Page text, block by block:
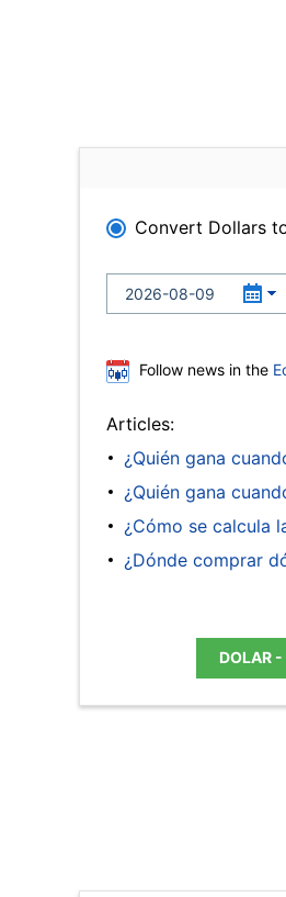
Convert Dollars
Follow news in the
Articles:
¿Quién gana
¿Quién gana
¿Cómo se calcula
¿Dónde comprar
DOLAR